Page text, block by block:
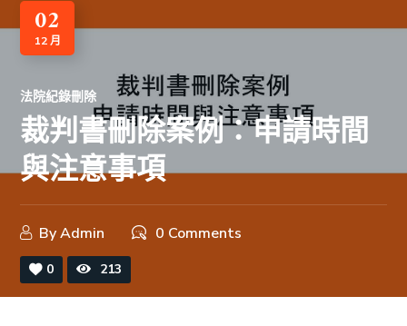
02
12 月
法院紀錄刪除
裁判書刪除案例：申請時間
與注意事項
ByAdmin 0 Comments
0 213